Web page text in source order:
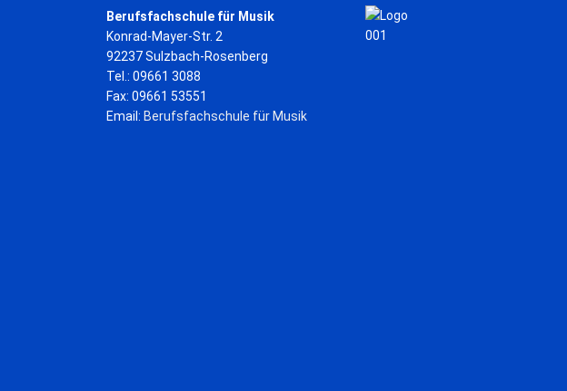
Berufsfachschule für Musik
Konrad-Mayer-Str. 2
92237 Sulzbach-Rosenberg
Tel.: 09661 3088
Fax: 09661 53551
Email: Berufsfachschule für Musik